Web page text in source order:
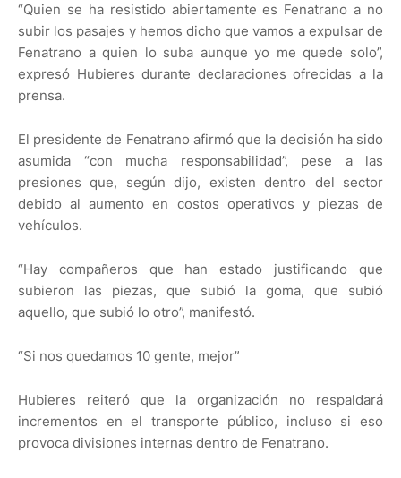
“Quien se ha resistido abiertamente es Fenatrano a no
subir los pasajes y hemos dicho que vamos a expulsar de
Fenatrano a quien lo suba aunque yo me quede solo”,
expresó Hubieres durante declaraciones ofrecidas a la
prensa.
El presidente de Fenatrano afirmó que la decisión ha sido
asumida “con mucha responsabilidad”, pese a las
presiones que, según dijo, existen dentro del sector
debido al aumento en costos operativos y piezas de
vehículos.
“Hay compañeros que han estado justificando que
subieron las piezas, que subió la goma, que subió
aquello, que subió lo otro”, manifestó.
“Si nos quedamos 10 gente, mejor”
Hubieres reiteró que la organización no respaldará
incrementos en el transporte público, incluso si eso
provoca divisiones internas dentro de Fenatrano.